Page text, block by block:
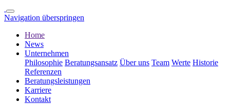
Navigation überspringen
Home
News
Unternehmen
Philosophie Beratungsansatz Über uns Team Werte Historie
Referenzen
Beratungsleistungen
Karriere
Kontakt